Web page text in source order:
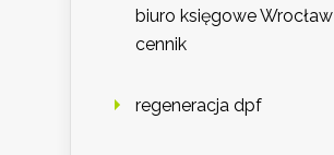
biuro księgowe Wrocław
cennik
regeneracja dpf